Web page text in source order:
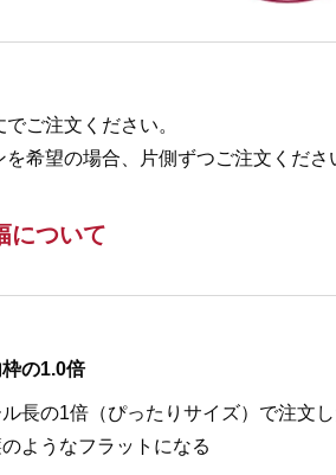
ご注文ください。
希望の場合、片側ずつご注文くださ
について
の1.0倍
長の1倍（ぴったりサイズ）で注文し
ようなフラットになる